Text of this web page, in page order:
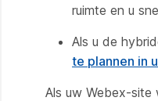
ruimte en u
Als u de
te plannen in
Als uw Webex-site